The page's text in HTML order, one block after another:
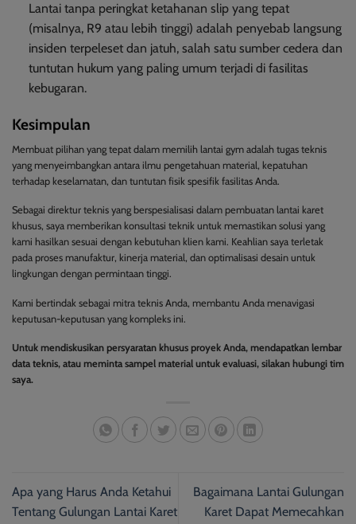
Lantai tanpa peringkat ketahanan slip yang tepat
(misalnya, R9 atau lebih tinggi) adalah penyebab langsung
insiden terpeleset dan jatuh, salah satu sumber cedera dan
tuntutan hukum yang paling umum terjadi di fasilitas
kebugaran.
Kesimpulan
Membuat pilihan yang tepat dalam memilih lantai gym adalah tugas teknis
yang menyeimbangkan antara ilmu pengetahuan material, kepatuhan
terhadap keselamatan, dan tuntutan fisik spesifik fasilitas Anda.
Sebagai direktur teknis yang berspesialisasi dalam pembuatan lantai karet
khusus, saya memberikan konsultasi teknik untuk memastikan solusi yang
kami hasilkan sesuai dengan kebutuhan klien kami. Keahlian saya terletak
pada proses manufaktur, kinerja material, dan optimalisasi desain untuk
lingkungan dengan permintaan tinggi.
Kami bertindak sebagai mitra teknis Anda, membantu Anda menavigasi
keputusan-keputusan yang kompleks ini.
Untuk mendiskusikan persyaratan khusus proyek Anda, mendapatkan lembar
data teknis, atau meminta sampel material untuk evaluasi, silakan hubungi tim
saya.
Apa yang Harus Anda Ketahui
Tentang Gulungan Lantai Karet
Bagaimana Lantai Gulungan
Karet Dapat Memecahkan